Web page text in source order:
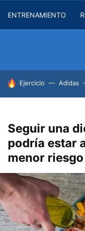
ENTRENAMIENTO
HOY SE HABLA DE
Ejercicio Adidas
Seguir una
podría estar
menor